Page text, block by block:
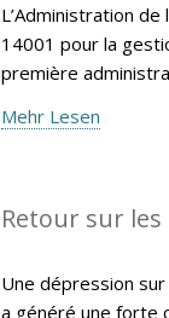
L’Administration
14001 pour la
première
Mehr Lesen
Retour sur
Une dépression
a généré une forte